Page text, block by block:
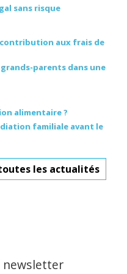
sans risque
aux frais de
parents dans une
alimentaire ?
familiale avant le
les actualités
newsletter